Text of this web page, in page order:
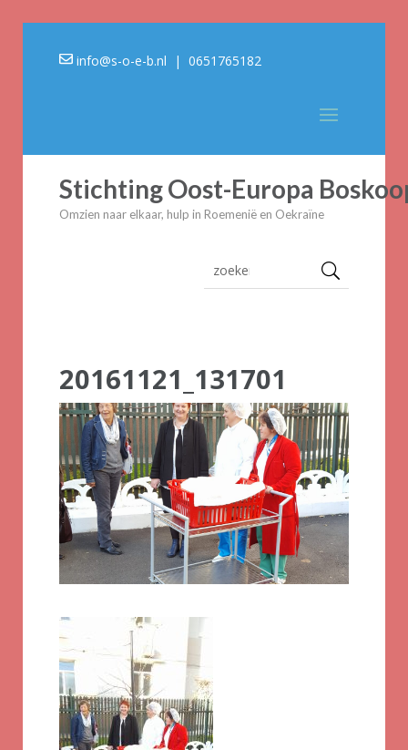
info@s-o-e-b.nl | 0651765182
Stichting Oost-Europa
Omzien naar elkaar, hulp in Roemenië en Oekraïne
20161121_131701